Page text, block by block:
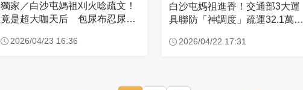
獨家／白沙屯媽祖刈火唸疏文！
竟是超大咖天后 包尿布忍尿5
2026/04/23 16:36
白沙屯媽祖進香！交通部3大運
具聯防「神調度」疏運32.1萬創
2026/04/22 17:31